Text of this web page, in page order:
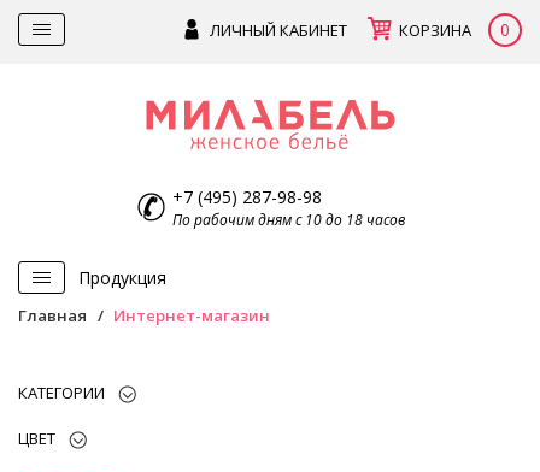
ЛИЧНЫЙ КАБИНЕТ КОРЗИНА 0
+7 (495) 287-98-98
По рабочим дням с 10 до 18 часов
Продукция
Главная Интернет-магазин
КАТЕГОРИИ
ЦВЕТ